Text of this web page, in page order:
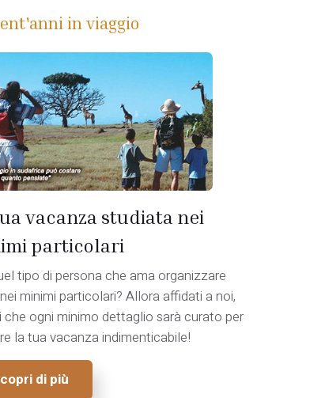
in viaggio
vacanza studiata nei
particolari
tipo di persona che ama organizzare
minimi particolari? Allora affidati a noi,
che ogni minimo dettaglio sarà curato per
la tua vacanza indimenticabile!
di più